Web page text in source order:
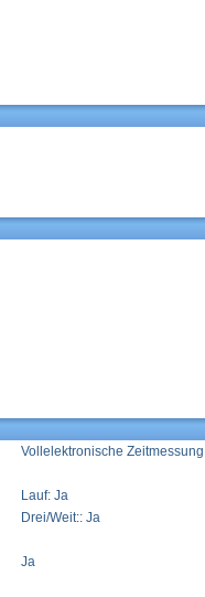
Vollelektronische
Lauf: Ja
Drei/Weit:: Ja
Ja